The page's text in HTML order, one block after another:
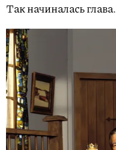
Так начиналась глава.